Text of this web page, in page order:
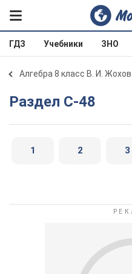
ГДЗ Учебники ЗНО
Алгебра 8 класс В. И.
Раздел C-48
1 2 3